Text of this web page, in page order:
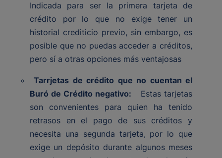
Indicada para ser la primera tarjeta de
crédito por lo que no exige tener un
historial crediticio previo, sin embargo, es
posible que no puedas acceder a créditos,
pero sí a otras opciones más ventajosas
Tarrjetas de crédito que no cuentan el
Buró de Crédito negativo: Estas tarjetas
son convenientes para quien ha tenido
retrasos en el pago de sus créditos y
necesita una segunda tarjeta, por lo que
exige un depósito durante algunos meses